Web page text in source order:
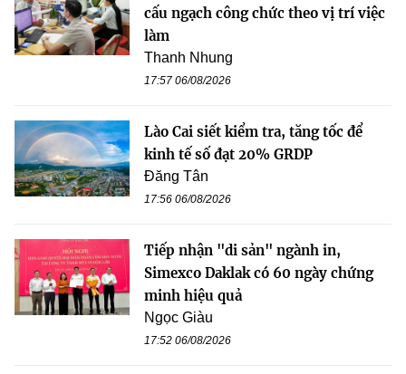
cấu ngạch công chức theo vị trí việc
làm
Thanh Nhung
17:57 06/08/2026
Lào Cai siết kiểm tra, tăng tốc để
kinh tế số đạt 20% GRDP
Đăng Tân
17:56 06/08/2026
Tiếp nhận "di sản" ngành in,
Simexco Daklak có 60 ngày chứng
minh hiệu quả
Ngọc Giàu
17:52 06/08/2026